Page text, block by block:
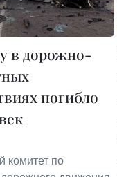
в дорожно-
погибло
комитет по